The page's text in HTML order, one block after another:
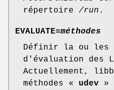
répertoire /run .
EVALUATE=méthodes
Définir la ou les
d'évaluation des
Actuellement,
méthodes « udev »